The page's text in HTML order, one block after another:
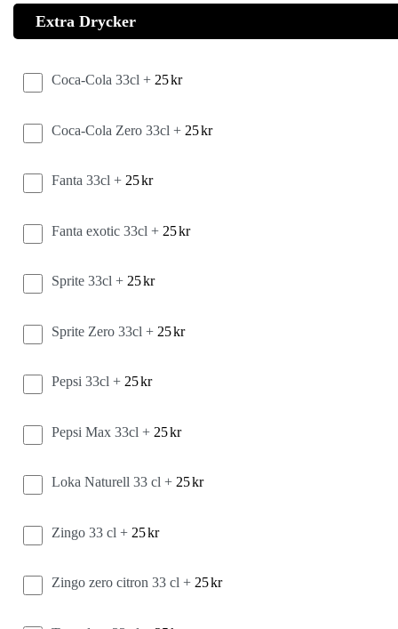
Extra Drycker
Coca-Cola 33cl + 25kr
Coca-Cola Zero 33cl + 25kr
Fanta 33cl + 25kr
Fanta exotic 33cl + 25kr
Sprite 33cl + 25kr
Sprite Zero 33cl + 25kr
Pepsi 33cl + 25kr
Pepsi Max 33cl + 25kr
Loka Naturell 33 cl + 25kr
Zingo 33 cl + 25kr
Zingo zero citron 33 cl + 25kr